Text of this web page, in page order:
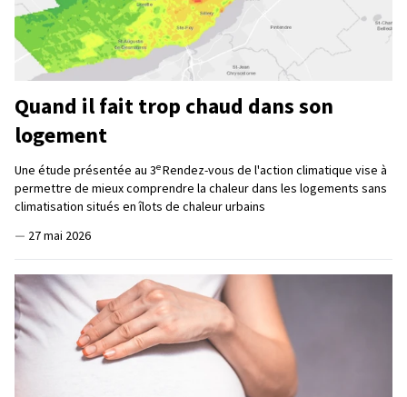
Quand il fait trop chaud dans son
logement
Une étude présentée au 3eRendez-vous de l'action climatique vise à
permettre de mieux comprendre la chaleur dans les logements sans
climatisation situés en îlots de chaleur urbains
— 27 mai 2026